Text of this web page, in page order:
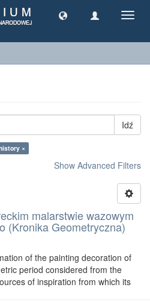
Idź
×
Show Advanced Filters
malarstwie wazowym
(Kronika Geometryczna)
of the painting decoration of
period considered from the
of inspiration from which its